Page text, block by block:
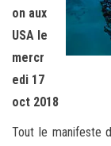
on aux
USA le
mercr
edi 17
oct 2018
Tout le manifeste